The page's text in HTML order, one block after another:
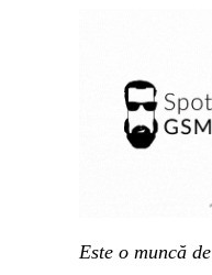
Este o muncă